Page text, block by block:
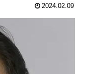
2024.02.09